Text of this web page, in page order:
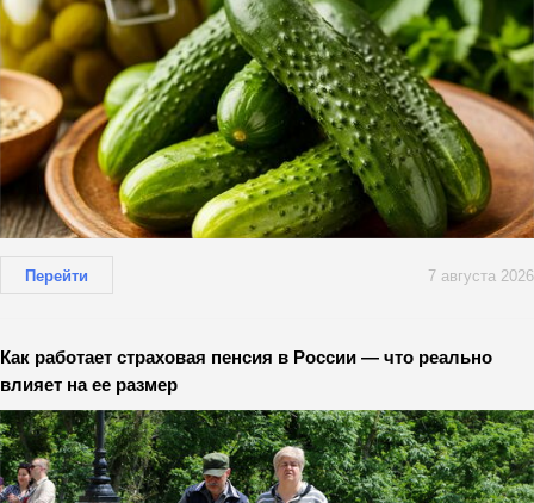
Перейти 7 августа 2026
Как работает страховая пенсия в России — что реально
влияет на ее размер